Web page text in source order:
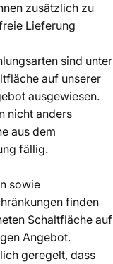
zusätzlich zu
Lieferung
sind unter
auf unserer
ausgewiesen.
nicht anders
aus dem
fällig.
sowie
finden
Schaltfläche auf
Angebot.
geregelt, dass